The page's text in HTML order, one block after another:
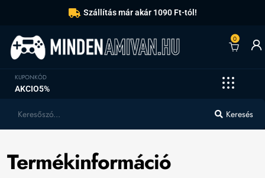
Szállítás már akár 1090 Ft-tól!
0
KUPONKÓD
AKCIO5%
Keresés
Termékinformáció